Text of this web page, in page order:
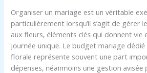
Organiser un mariage est un véritable
particulièrement lorsqu’il s’agit de gérer
aux fleurs, éléments clés qui donnent vie
journée unique. Le budget mariage
florale représente souvent une part
dépenses, néanmoins une gestion avisée
fleurs
pour
un
mariage
réussi